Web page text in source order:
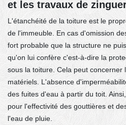
et les travaux de
L'étanchéité de la toiture est le
de l'immeuble. En cas d'omission
fort probable que la structure ne
qu'on lui confère c'est-à-dire la
sous la toiture. Cela peut concerner
matériels. L'absence
des fuites d'eau à partir du toit.
pour l'effectivité des gouttières et
l'eau de pluie.